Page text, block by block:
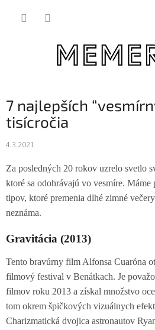
7 najlepších
tisícročia
4.3.2021
Za posledných 20 rokov uzrelo svetlo
ktoré sa odohrávajú vo vesmíre.
tipov, ktoré premenia dlhé zimné
neznáma.
Gravitácia (2013)
Tento bravúrny film Alfonsa Cuaróna
filmový festival v Benátkach. Je
filmov roku 2013 a získal množstvo
tom okrem špičkových vizuálnych
Charizmatická dvojica astronautov